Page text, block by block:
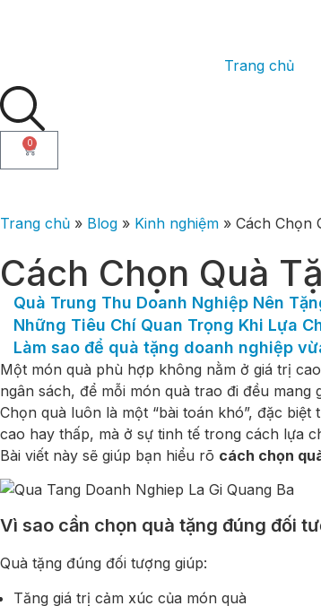
Trang chủ
0
Trang chủ » Blog » Kinh nghiệm » Cách Chọn
Cách Chọn Quà
Quà Trung Thu Doanh Nghiệp Nên
Những Tiêu Chí Quan Trọng Khi Lựa
Làm sao để quà tặng doanh nghiệp
Một món quà phù hợp không nằm ở giá trị
ngân sách, để mỗi món quà trao đi đều mang
Chọn quà luôn là một “bài toán khó”, đặc
cao hay thấp, mà ở sự tinh tế trong cách lựa
Bài viết này sẽ giúp bạn hiểu rõ cách chọn
Vì sao cần chọn quà tặng đúng đối
Quà tặng đúng đối tượng giúp:
Tăng giá trị cảm xúc của món quà